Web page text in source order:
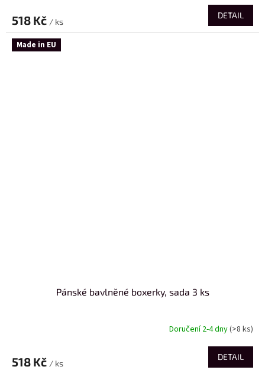
518 Kč / ks
DETAIL
Made in EU
Pánské bavlněné boxerky, sada 3 ks
Doručení 2-4 dny(>8 ks)
518 Kč / ks
DETAIL